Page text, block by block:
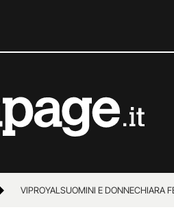
VIPROYALSUOMINI E DONNECHIARA